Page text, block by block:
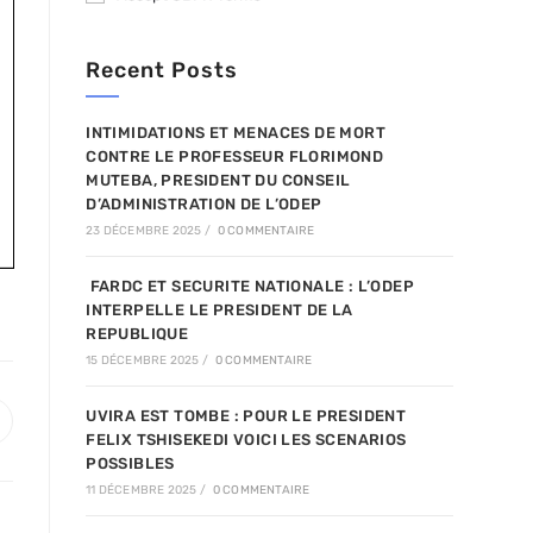
Recent Posts
INTIMIDATIONS ET MENACES DE MORT
CONTRE LE PROFESSEUR FLORIMOND
MUTEBA, PRESIDENT DU CONSEIL
D’ADMINISTRATION DE L’ODEP
23 DÉCEMBRE 2025 / 0 COMMENTAIRE
FARDC ET SECURITE NATIONALE : L’ODEP
INTERPELLE LE PRESIDENT DE LA
REPUBLIQUE
15 DÉCEMBRE 2025 / 0 COMMENTAIRE
UVIRA EST TOMBE : POUR LE PRESIDENT
FELIX TSHISEKEDI VOICI LES SCENARIOS
POSSIBLES
11 DÉCEMBRE 2025 / 0 COMMENTAIRE